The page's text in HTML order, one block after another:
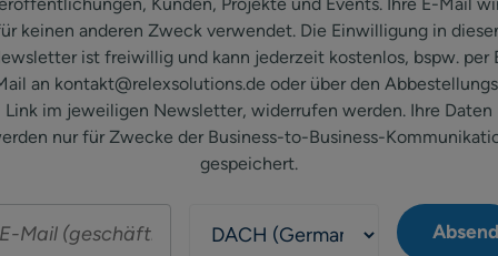
keinen anderen Zweck verwendet. Die Einwilligung in
ist freiwillig und kann jederzeit kostenlos, bspw. per
an kontakt@relexsolutions.de oder über den
Link im jeweiligen Newsletter, widerrufen werden. Ihre Daten
nur für Zwecke der Business-to-Business-
gespeichert.